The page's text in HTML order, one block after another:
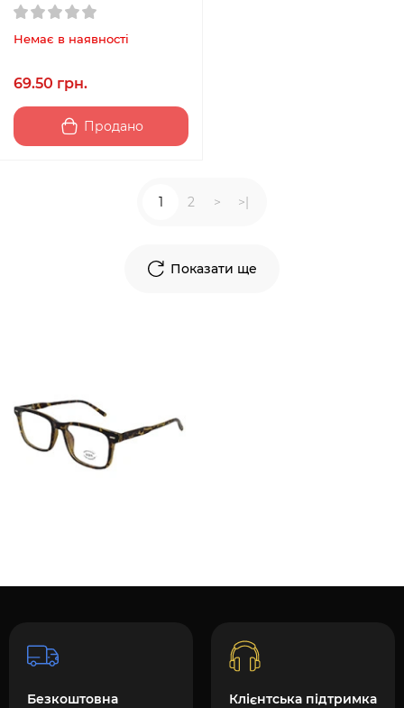
Немає в наявності
69.50 грн.
Продано
Показати ще
1 2 > >|
Безкоштовна
Клієнтська підтримка